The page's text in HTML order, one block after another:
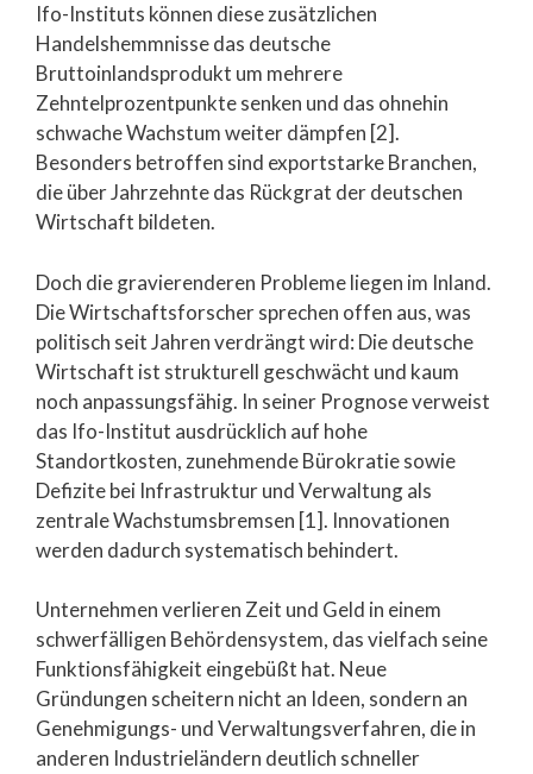
Ifo-Instituts können diese zusätzlichen
Handelshemmnisse das deutsche
Bruttoinlandsprodukt um mehrere
Zehntelprozentpunkte senken und das ohnehin
schwache Wachstum weiter dämpfen [2].
Besonders betroffen sind exportstarke Branchen,
die über Jahrzehnte das Rückgrat der deutschen
Wirtschaft bildeten.
Doch die gravierenderen Probleme liegen im Inland.
Die Wirtschaftsforscher sprechen offen aus, was
politisch seit Jahren verdrängt wird: Die deutsche
Wirtschaft ist strukturell geschwächt und kaum
noch anpassungsfähig. In seiner Prognose verweist
das Ifo-Institut ausdrücklich auf hohe
Standortkosten, zunehmende Bürokratie sowie
Defizite bei Infrastruktur und Verwaltung als
zentrale Wachstumsbremsen [1]. Innovationen
werden dadurch systematisch behindert.
Unternehmen verlieren Zeit und Geld in einem
schwerfälligen Behördensystem, das vielfach seine
Funktionsfähigkeit eingebüßt hat. Neue
Gründungen scheitern nicht an Ideen, sondern an
Genehmigungs- und Verwaltungsverfahren, die in
anderen Industrieländern deutlich schneller